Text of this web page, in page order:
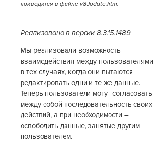
приводится в файле v8Update.htm.
Реализовано в версии 8.3.15.1489.
Мы реализовали возможность
взаимодействия между пользователями
в тех случаях, когда они пытаются
редактировать одни и те же данные.
Теперь пользователи могут согласовать
между собой последовательность своих
действий, а при необходимости –
освободить данные, занятые другим
пользователем.